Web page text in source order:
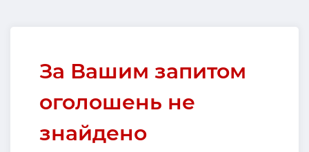
За Вашим запитом
оголошень не
знайдено